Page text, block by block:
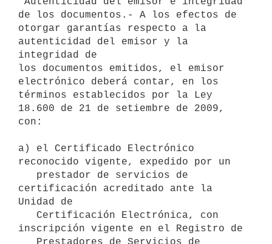
de los documentos.- A los efectos de
otorgar garantías respecto a la
autenticidad del emisor y la
integridad de
los documentos emitidos, el emisor
electrónico deberá contar, en los
términos establecidos por la Ley
18.600 de 21 de setiembre de 2009,
con:
a) el Certificado Electrónico
reconocido vigente, expedido por un
certificación acreditado ante la
Unidad de
inscripción vigente en el Registro de